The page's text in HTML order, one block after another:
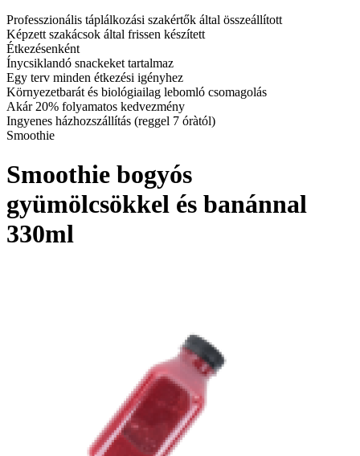
Professzionális táplálkozási szakértők által összeállított
Képzett szakácsok által frissen készített
Étkezésenként
Ínycsiklandó snackeket tartalmaz
Egy terv minden étkezési igényhez
Környezetbarát és biológiailag lebomló csomagolás
Akár 20% folyamatos kedvezmény
Ingyenes házhozszállítás (reggel 7 óràtól)
Smoothie
Smoothie bogyós
gyümölcsökkel és banánnal
330ml